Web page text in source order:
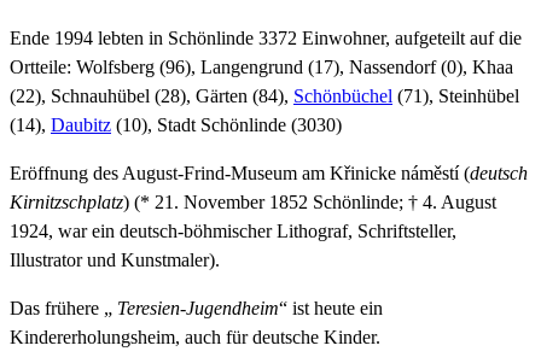
Ende 1994 lebten in Schönlinde 3372 Einwohner, aufgeteilt auf die
Ortteile: Wolfsberg (96), Langengrund (17), Nassendorf (0), Khaa
(22), Schnauhübel (28), Gärten (84), Schönbüchel (71), Steinhübel
(14), Daubitz (10), Stadt Schönlinde (3030)
Eröffnung des August-Frind-Museum am Křinicke náměstí (deutsch
Kirnitzschplatz) (* 21. November 1852 Schönlinde; † 4. August
1924, war ein deutsch-böhmischer Lithograf, Schriftsteller,
Illustrator und Kunstmaler).
Das frühere „ Teresien-Jugendheim“ ist heute ein
Kindererholungsheim, auch für deutsche Kinder.